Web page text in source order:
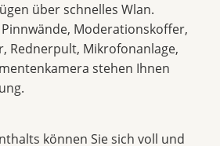
über schnelles Wlan.
Moderationskoffer,
Rednerpult, Mikrofonanlage,
stehen Ihnen
können Sie sich voll und